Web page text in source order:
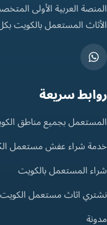
المنصة العربية الأولى
الأثاث المستعمل بالكويت
روابط سريعة
المستعمل بجميع مناطق
خدمة شراء عفش مستعمل
شراء المستعمل بالكويت
نشتري اثاث مستعمل الكويت
مدونة